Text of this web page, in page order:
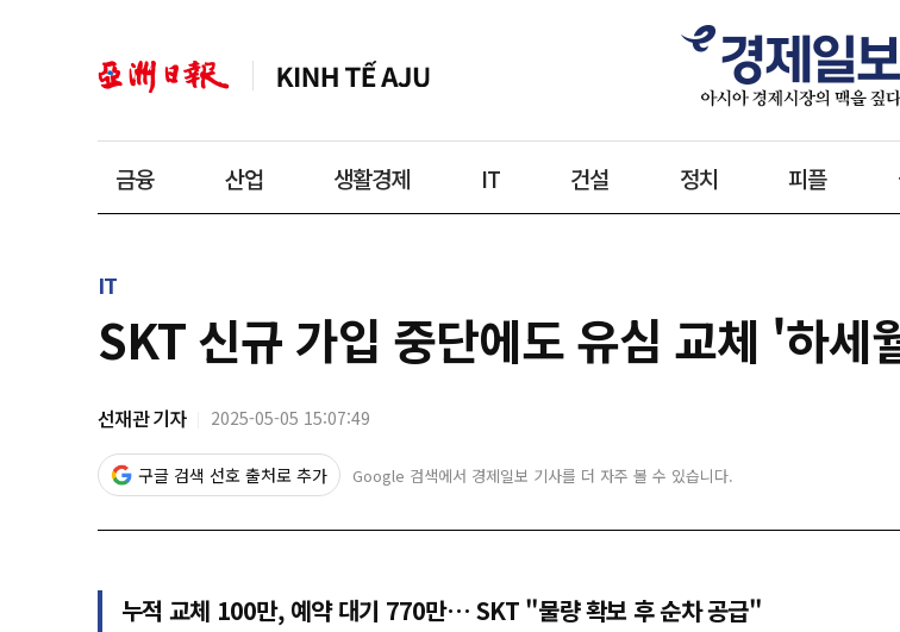
금융 산업 생활경제 IT 건설 정치 피플
IT
SKT 신규 가입 중단에도 유심 교체 '하
선재관 기자 2025-05-05 15:07:49
구글 검색 선호 출처로 추가 Google 검색에서 경제일보 기사를 더 자주 볼 수 있습니다.
누적 교체 100만, 예약 대기 770만… SKT "물량 확보 후 순차 공급"